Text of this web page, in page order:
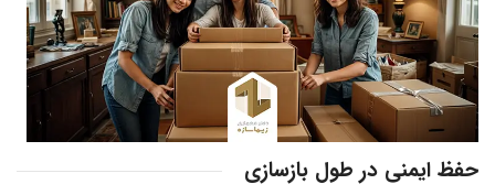
حفظ ایمنی در طول بازسازی